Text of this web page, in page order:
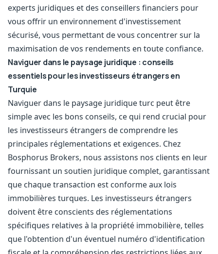
experts juridiques et des conseillers financiers pour
vous offrir un environnement d'investissement
sécurisé, vous permettant de vous concentrer sur la
maximisation de vos rendements en toute confiance.
Naviguer dans le paysage juridique : conseils
essentiels pour les investisseurs étrangers en
Turquie
Naviguer dans le paysage juridique turc peut être
simple avec les bons conseils, ce qui rend crucial pour
les investisseurs étrangers de comprendre les
principales réglementations et exigences. Chez
Bosphorus Brokers, nous assistons nos clients en leur
fournissant un soutien juridique complet, garantissant
que chaque transaction est conforme aux lois
immobilières turques. Les investisseurs étrangers
doivent être conscients des réglementations
spécifiques relatives à la propriété immobilière, telles
que l'obtention d'un éventuel numéro d'identification